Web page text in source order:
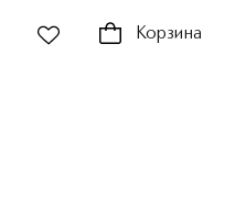
Корзина